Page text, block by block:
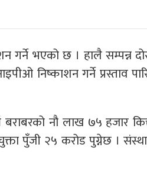
गर्ने भएको छ । हालै सम्पन्न
निष्काशन गर्ने प्रस्ताव
नौ लाख ७५ हजार
पुँजी २५ करोड पुग्नेछ ।